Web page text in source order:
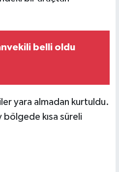
belli oldu
yara almadan kurtuldu.
bölgede kısa süreli